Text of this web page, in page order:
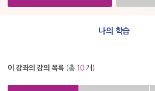
나의 학습
이 강좌의 강의 목록 (총 10개)